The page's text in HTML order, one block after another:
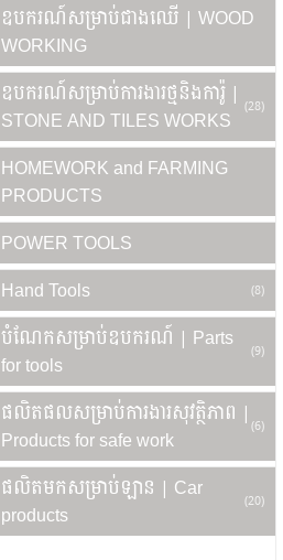
ឧបករណ៍សម្រាប់ជាងឈើ | WOOD
WORKING
ឧបករណ៍សម្រាប់ការងារថ្មនិងការ៉ូ |
STONE AND TILES WORKS
(28)
HOMEWORK and FARMING
PRODUCTS
POWER TOOLS
Hand Tools
(8)
បំណែកសម្រាប់ឧបករណ៍ | Parts
for tools
(9)
ផលិតផលសម្រាប់ការងារសុវត្ថិភាព |
Products for safe work
(6)
ផលិតមកសម្រាប់ឡាន | Car
products
(20)